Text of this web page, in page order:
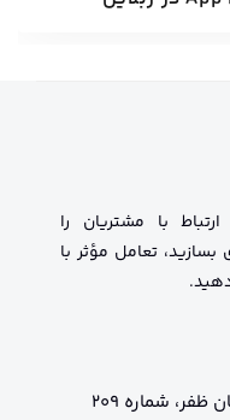
با مشتریان را
تعامل مؤثر با
شماره 209